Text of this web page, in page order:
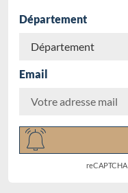
Département
Email
reCAPTCHA